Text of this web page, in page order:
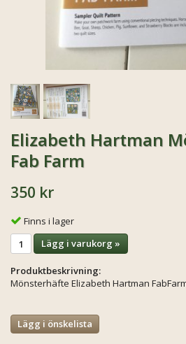
Elizabeth Hartman
Fab Farm
350 kr
Finns i lager
Lägg i varukorg »
Produktbeskrivning:
Mönsterhäfte Elizabeth Hartman
Lägg i önskelista